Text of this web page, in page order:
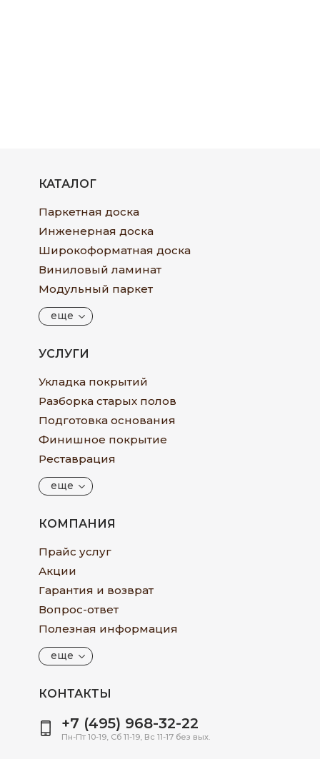
КАТАЛОГ
Паркетная доска
Инженерная доска
Широкоформатная доска
Виниловый ламинат
Модульный паркет
еще
УСЛУГИ
Укладка покрытий
Разборка старых полов
Подготовка основания
Финишное покрытие
Реставрация
еще
КОМПАНИЯ
Прайс услуг
Акции
Гарантия и возврат
Вопрос-ответ
Полезная информация
еще
КОНТАКТЫ
+7 (495) 968-32-22
Пн-Пт 10-19, Сб 11-19, Вс 11-17 без вых.